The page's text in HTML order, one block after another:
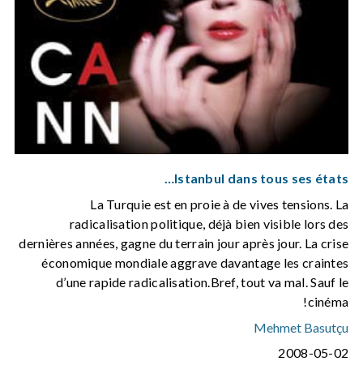
Istanbul dans tous ses états…
La Turquie est en proie à de vives tensions. La
radicalisation politique, déjà bien visible lors des
dernières années, gagne du terrain jour après jour. La crise
économique mondiale aggrave davantage les craintes
d’une rapide radicalisation.Bref, tout va mal. Sauf le
cinéma!
Mehmet Basutçu
2008-05-02